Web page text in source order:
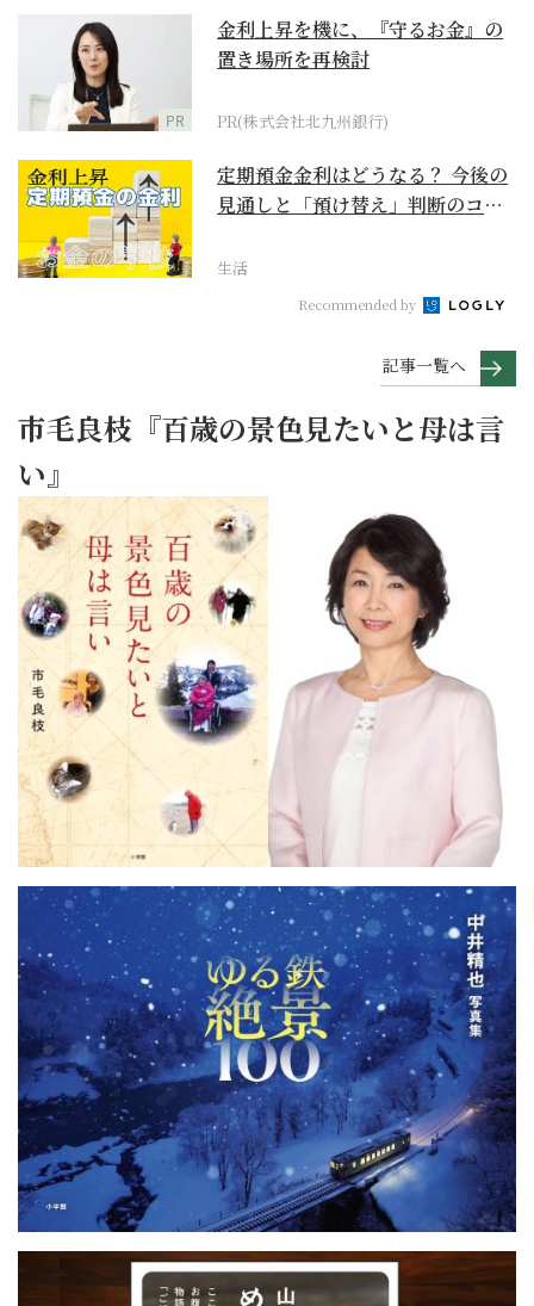
PR
金利上昇を機に、『守るお金』の
置き場所を再検討
PR(株式会社北九州銀行)
定期預金金利はどうなる？ 今後の
見通しと「預け替え」判断のコツ
生活
Recommended by
記事一覧へ
市毛良枝『百歳の景色見たいと母は言
い』